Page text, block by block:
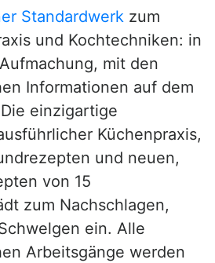
Standardwerk zum
und Kochtechniken: in
mit den
Informationen auf dem
einzigartige
Küchenpraxis,
und neuen,
von 15
zum Nachschlagen,
ein. Alle
Arbeitsgänge werden